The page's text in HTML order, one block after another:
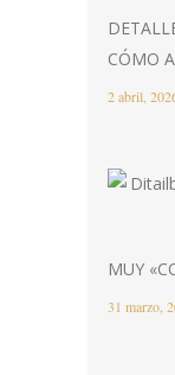
CÓMO
2 abril,
MUY
31 marzo,